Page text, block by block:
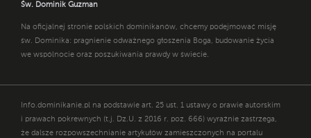
Św. Dominik Guzman
Na oficjalnej stronie polskich dominikanów, chcemy podejmować misję
św. Dominika: pragnienie odważnego głoszenia Boga, budowanie życia
we wspólnocie oraz poszukiwania prawdy w świecie.
Info.dominikanie.pl na podstawie art. 25 ust. 1 ustawy o prawie autorskim
i prawach pokrewnych (t.j. Dz.U. z 2016 r. poz. 666) wyraźnie zastrzega,
że dalsze rozpowszechnianie artykułów zamieszczonych na portalu